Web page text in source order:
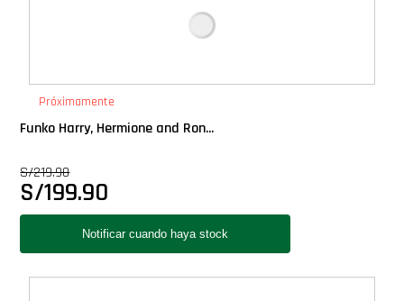
Plush
Pop Nook (Rincon)
Pop Regular
Pop Rides
Próximamente
Funko Harry, Hermione and Ron...
S/219.90
S/199.90